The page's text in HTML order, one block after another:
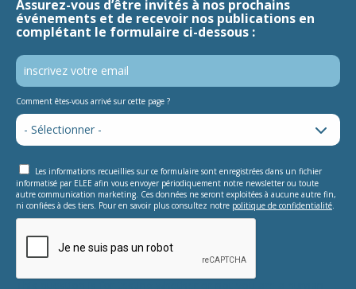
Assurez-vous d’être invités à nos prochains
événements et de recevoir nos publications en
complétant le formulaire ci-dessous :
Comment êtes-vous arrivé sur cette page ?
Les informations recueillies sur ce formulaire sont enregistrées dans un fichier
informatisé par ELEE afin vous envoyer périodiquement notre newsletter ou toute
autre communication marketing. Ces données ne seront exploitées à aucune autre fin,
ni confiées à des tiers. Pour en savoir plus consultez notre politique de confidentialité